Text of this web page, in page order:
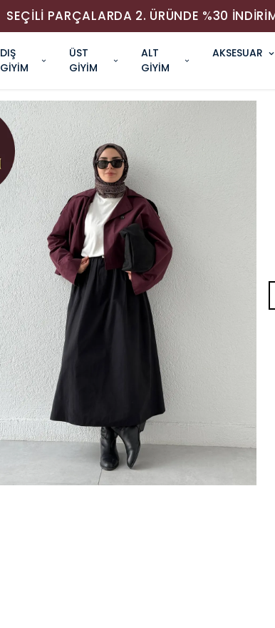
SEÇİLİ PARÇALARDA 2. ÜRÜNDE %30
DIŞ
GİYİM
ÜST
GİYİM
ALT
GİYİM
AKSESUAR